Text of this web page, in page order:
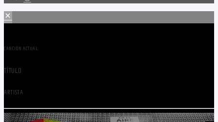
CANCIÓN ACTUAL
TÍTULO
ARTISTA